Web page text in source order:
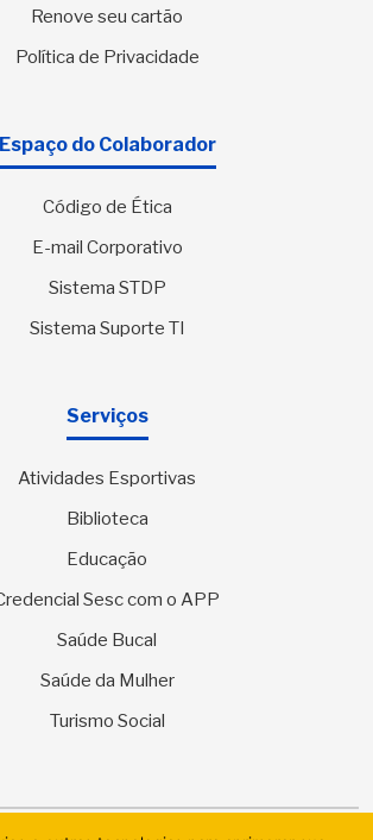
Renove seu cartão
Política de Privacidade
Espaço do Colaborador
Código de Ética
E-mail Corporativo
Sistema STDP
Sistema Suporte TI
Serviços
Atividades Esportivas
Biblioteca
Educação
Sesc com o APP
Saúde Bucal
Saúde da Mulher
Turismo Social